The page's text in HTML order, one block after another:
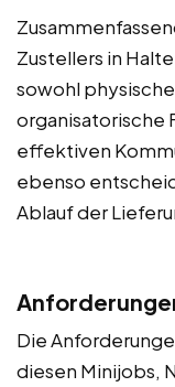
Zustellers in
sowohl physische
organisatorische
effektiven
ebenso
Ablauf der
Die
diesen Minijobs,